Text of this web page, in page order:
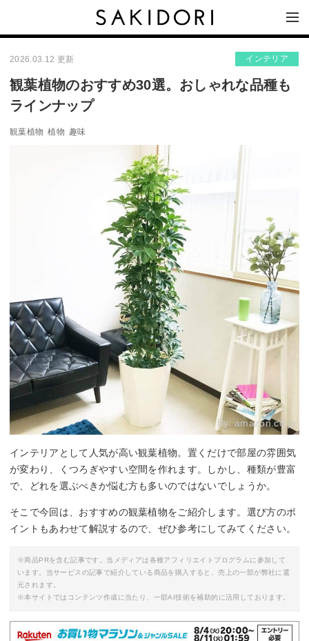
2026.03.12 更新 インテリア
観葉植物のおすすめ30選。おしゃれな品種も
ラインナップ
観葉植物 植物 趣味
By: amazon.co.jp
インテリアとして人気が高い観葉植物。置くだけで部屋の雰囲気
が変わり、くつろぎやすい空間を作れます。しかし、種類が豊富
で、どれを選ぶべきか悩む方も多いのではないでしょうか。
そこで今回は、おすすめの観葉植物をご紹介します。選び方のポ
イントもあわせて解説するので、ぜひ参考にしてみてください。
※商品PRを含む記事です。当メディアは各種アフィリエイトプログラムに参加して
います。当サービスの記事で紹介している商品を購入すると、売上の一部が弊社に還
元されます。
※本サイトではコンテンツ作成に当たり、一部AI技術を補助的に活用しております。